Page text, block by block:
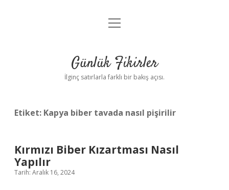
Anasayfa
Yasal Uyarı
menüyü
Günlük Fikirler
İlginç satırlarla farklı bir bakış açısı.
Etiket: Kapya biber tavada nasıl pişirilir
Kırmızı Biber Kızartması Nasıl
Yapılır
Tarih: Aralık 16, 2024